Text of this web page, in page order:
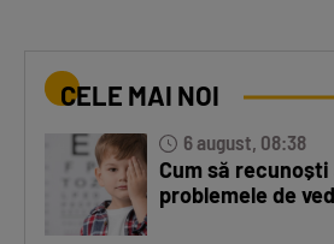
CELE MAI NOI
6 august, 08:38
Cum să
problemele de